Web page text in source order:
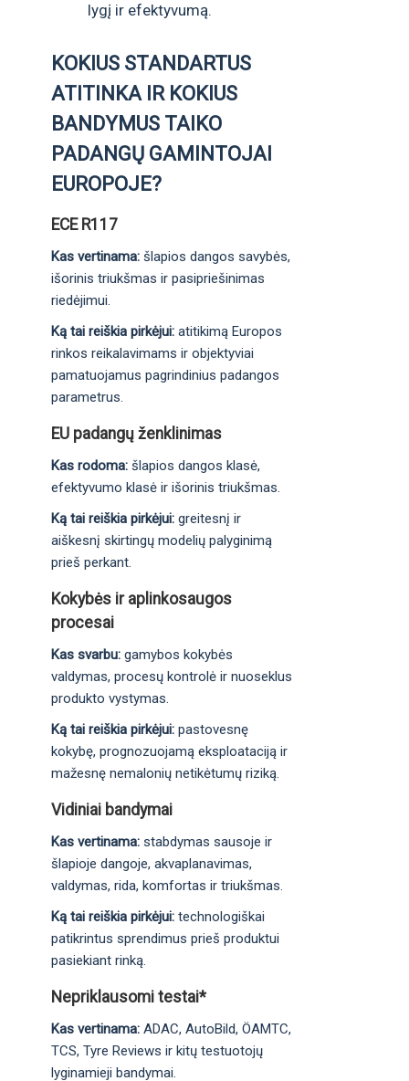
lygį ir efektyvumą.
KOKIUS STANDARTUS
ATITINKA IR KOKIUS
BANDYMUS TAIKO
PADANGŲ GAMINTOJAI
EUROPOJE?
ECE R117
Kas vertinama: šlapios dangos savybės,
išorinis triukšmas ir pasipriešinimas
riedėjimui.
Ką tai reiškia pirkėjui: atitikimą Europos
rinkos reikalavimams ir objektyviai
pamatuojamus pagrindinius padangos
parametrus.
EU padangų ženklinimas
Kas rodoma: šlapios dangos klasė,
efektyvumo klasė ir išorinis triukšmas.
Ką tai reiškia pirkėjui: greitesnį ir
aiškesnį skirtingų modelių palyginimą
prieš perkant.
Kokybės ir aplinkosaugos
procesai
Kas svarbu: gamybos kokybės
valdymas, procesų kontrolė ir nuoseklus
produkto vystymas.
Ką tai reiškia pirkėjui: pastovesnę
kokybę, prognozuojamą eksploataciją ir
mažesnę nemalonių netikėtumų riziką.
Vidiniai bandymai
Kas vertinama: stabdymas sausoje ir
šlapioje dangoje, akvaplanavimas,
valdymas, rida, komfortas ir triukšmas.
Ką tai reiškia pirkėjui: technologiškai
patikrintus sprendimus prieš produktui
pasiekiant rinką.
Nepriklausomi testai*
Kas vertinama: ADAC, AutoBild, ÖAMTC,
TCS, Tyre Reviews ir kitų testuotojų
lyginamieji bandymai.